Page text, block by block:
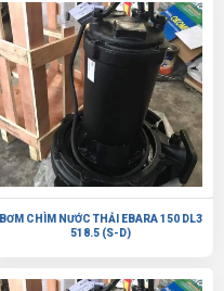
BƠM CHÌM NƯỚC THẢI EBARA 150 DL3
518.5 (S-D)